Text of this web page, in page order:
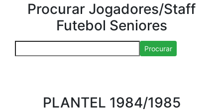
Procurar Jogadores/Staff
Futebol Seniores
Procurar
PLANTEL 1984/1985